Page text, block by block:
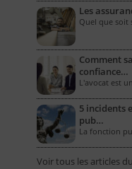
Les
Quel que soit
Comment
confiance…
L'avocat est
5 incidents
pub…
La fonction
Voir tous les articles